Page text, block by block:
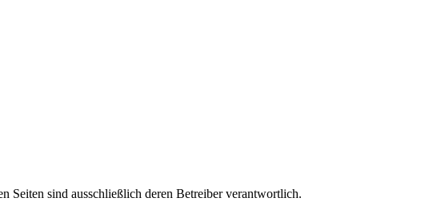
sind ausschließlich deren Betreiber verantwortlich.